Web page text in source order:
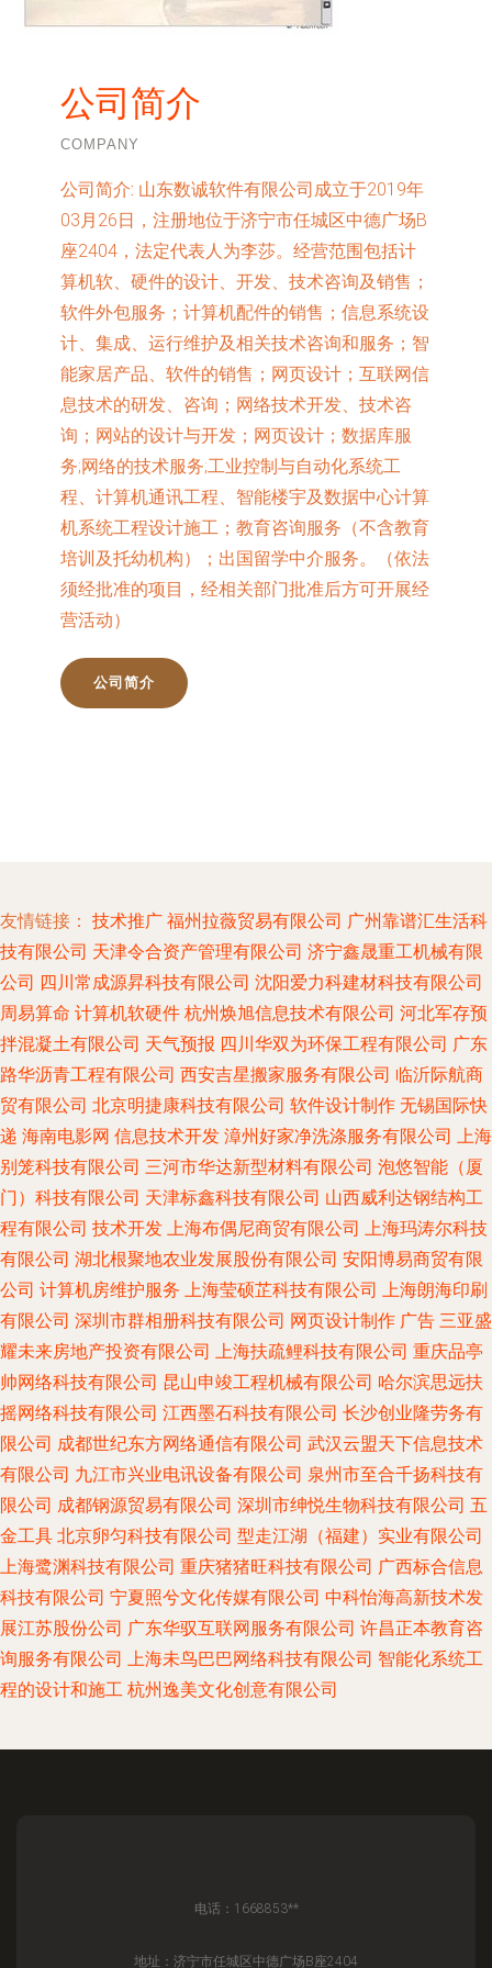
公司简介
COMPANY
公司简介: 山东数诚软件有限公司成立于2019年
03月26日，注册地位于济宁市任城区中德广场B
座2404，法定代表人为李莎。经营范围包括计
算机软、硬件的设计、开发、技术咨询及销售；
软件外包服务；计算机配件的销售；信息系统设
计、集成、运行维护及相关技术咨询和服务；智
能家居产品、软件的销售；网页设计；互联网信
息技术的研发、咨询；网络技术开发、技术咨
询；网站的设计与开发；网页设计；数据库服
务;网络的技术服务;工业控制与自动化系统工
程、计算机通讯工程、智能楼宇及数据中心计算
机系统工程设计施工；教育咨询服务（不含教育
培训及托幼机构）；出国留学中介服务。（依法
须经批准的项目，经相关部门批准后方可开展经
营活动）
公司简介
友情链接： 技术推广 福州拉薇贸易有限公司 广州靠谱汇生活科
技有限公司 天津令合资产管理有限公司 济宁鑫晟重工机械有限
公司 四川常成源昇科技有限公司 沈阳爱力科建材科技有限公司
周易算命 计算机软硬件 杭州焕旭信息技术有限公司 河北军存预
拌混凝土有限公司 天气预报 四川华双为环保工程有限公司 广东
路华沥青工程有限公司 西安吉星搬家服务有限公司 临沂际航商
贸有限公司 北京明捷康科技有限公司 软件设计制作 无锡国际快
递 海南电影网 信息技术开发 漳州好家净洗涤服务有限公司 上海
别笼科技有限公司 三河市华达新型材料有限公司 泡悠智能（厦
门）科技有限公司 天津标鑫科技有限公司 山西威利达钢结构工
程有限公司 技术开发 上海布偶尼商贸有限公司 上海玛涛尔科技
有限公司 湖北根聚地农业发展股份有限公司 安阳博易商贸有限
公司 计算机房维护服务 上海莹硕芷科技有限公司 上海朗海印刷
有限公司 深圳市群相册科技有限公司 网页设计制作 广告 三亚盛
耀未来房地产投资有限公司 上海扶疏鲤科技有限公司 重庆品亭
帅网络科技有限公司 昆山申竣工程机械有限公司 哈尔滨思远扶
摇网络科技有限公司 江西墨石科技有限公司 长沙创业隆劳务有
限公司 成都世纪东方网络通信有限公司 武汉云盟天下信息技术
有限公司 九江市兴业电讯设备有限公司 泉州市至合千扬科技有
限公司 成都钢源贸易有限公司 深圳市绅悦生物科技有限公司 五
金工具 北京卵匀科技有限公司 型走江湖（福建）实业有限公司
上海鹭渊科技有限公司 重庆猪猪旺科技有限公司 广西标合信息
科技有限公司 宁夏照兮文化传媒有限公司 中科怡海高新技术发
展江苏股份公司 广东华驭互联网服务有限公司 许昌正本教育咨
询服务有限公司 上海未鸟巴巴网络科技有限公司 智能化系统工
程的设计和施工 杭州逸美文化创意有限公司
电话：1668853**
地址：济宁市任城区中德广场B座2404